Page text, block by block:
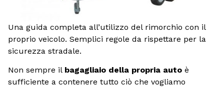
Una guida completa all’utilizzo del rimorchio con il
proprio veicolo. Semplici regole da rispettare per la
sicurezza stradale.
Non sempre il bagagliaio della propria auto è
sufficiente a contenere tutto ciò che vogliamo